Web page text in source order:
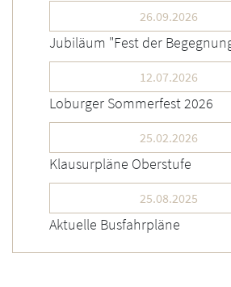
26.09.2026
Jubiläum "Fest der
12.07.2026
Loburger Sommerfest 2026
25.02.2026
Klausurpläne Oberstufe
25.08.2025
Aktuelle Busfahrpläne